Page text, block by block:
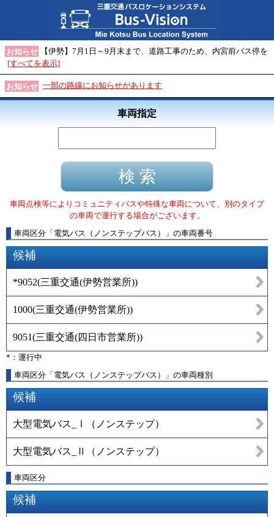
お知らせ
【伊勢】7月1日～9月末まで、道路工事のため、内宮前バス停を
[すべてを表示]
お知らせ 一部の路線にお知らせがあります
車両指定
車両点検等によりコミュニティバスや特殊な車両について、別のタイプ
の車両で運行する場合がございます。
車両区分 「 電気バス（ノンステップバス） 」 の車両番号
候補
*9052(三重交通(伊勢営業所))
1000(三重交通(伊勢営業所))
9051(三重交通(四日市営業所))
*：運行中
車両区分「電気バス（ノンステップバス）」の車両種別
候補
大型電気バス_Ⅰ（ノンステップ）
大型電気バス_Ⅱ（ノンステップ）
車両区分
候補